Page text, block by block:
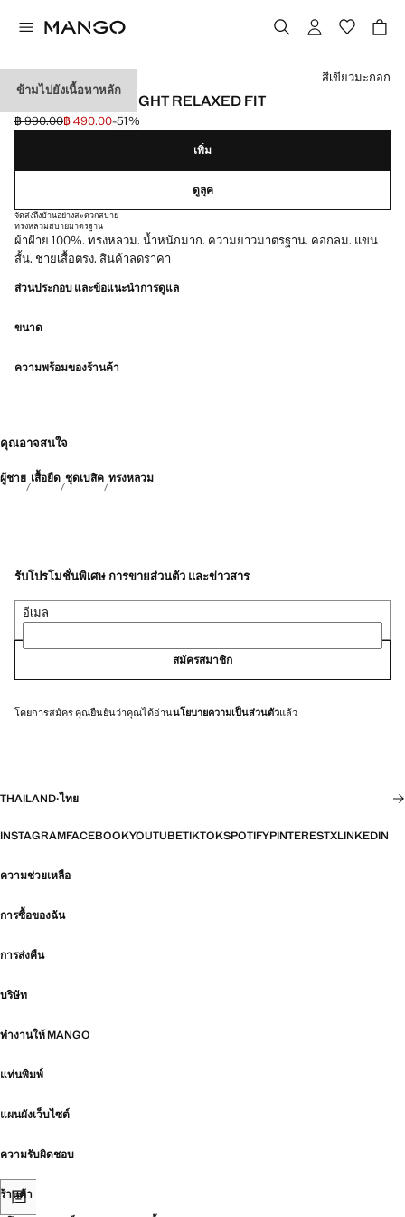
ข้ามไปยังเนื้อหาหลัก
เสื้อยืด HEAVY WEIGHT RELAXED FIT
ลดราคาเริ่มต้น [฿ 990.00 ]
฿ 990.00
ราคาปัจจุบัน [฿ 490.00 ]
฿ 490.00-51%
เลือกสี
สีเขียวมะกอก
เพิ่ม
ดูลุค
จัดส่งถึงบ้านอย่างสะดวกสบาย
ทรงหลวมสบายมาตรฐาน
ผ้าฝ้าย 100%. ทรงหลวม. น้ำหนักมาก. ความยาวมาตรฐาน. คอกลม. แขน
สั้น. ชายเสื้อตรง. สินค้าลดราคา
ส่วนประกอบ และข้อแนะนำการดูแล
ขนาด
ความพร้อมของร้านค้า
คุณอาจสนใจ
ผู้ชาย เสื้อยืด ชุดเบสิค ทรงหลวม
รับโปรโมชั่นพิเศษ การขายส่วนตัว และข่าวสาร
อีเมล
สมัครสมาชิก
โดยการสมัคร คุณยืนยันว่าคุณได้อ่านนโยบายความเป็นส่วนตัวแล้ว
THAILAND·ไทย
INSTAGRAMFACEBOOKYOUTUBETIKTOKSPOTIFYPINTERESTXLINKEDIN
ความช่วยเหลือ
การซื้อของฉัน
การส่งคืน
บริษัท
ทำงานให้ MANGO
แท่นพิมพ์
แผนผังเว็บไซต์
ความรับผิดชอบ
ร้านค้า